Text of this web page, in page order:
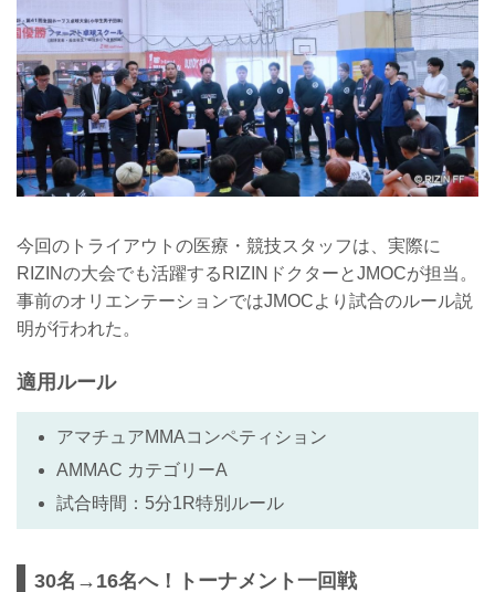
今回のトライアウトの医療・競技スタッフは、実際に
RIZINの大会でも活躍するRIZINドクターとJMOCが担当。
事前のオリエンテーションではJMOCより試合のルール説
明が行われた。
適用ルール
アマチュアMMAコンペティション
AMMAC カテゴリーA
試合時間：5分1R特別ルール
30名→16名へ！トーナメント一回戦